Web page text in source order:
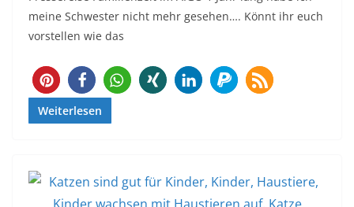
meine Schwester nicht mehr gesehen…. Könnt ihr euch
vorstellen wie das
209
Weiterlesen